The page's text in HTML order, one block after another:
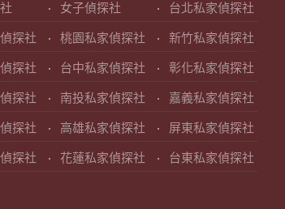
女子偵探社 台北私家偵探社
探社 桃園私家偵探社 新竹私家偵探社
探社 台中私家偵探社 彰化私家偵探社
探社 南投私家偵探社 嘉義私家偵探社
探社 高雄私家偵探社 屏東私家偵探社
探社 花蓮私家偵探社 台東私家偵探社